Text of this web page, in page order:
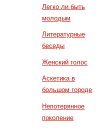
Легко ли быть
молодым
Литературные
беседы
Женский голос
Аскетика в
большом городе
Непотерянное
поколение